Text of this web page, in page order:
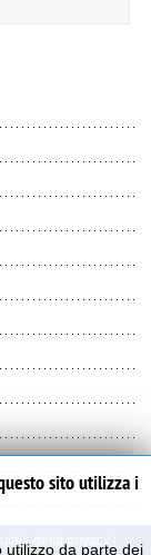
sito utilizza i
utilizzo da parte dei
Tutela della privacy